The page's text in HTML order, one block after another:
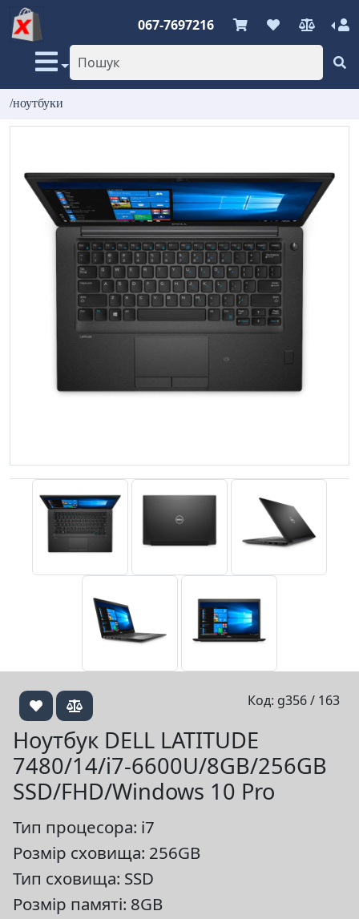
067-7697216
/ноутбуки
Код: g356 / 163
Ноутбук DELL LATITUDE
7480/14/i7-6600U/8GB/256GB
SSD/FHD/Windows 10 Pro
Тип процесора: i7
Розмір сховища: 256GB
Тип сховища: SSD
Розмір памяті: 8GB